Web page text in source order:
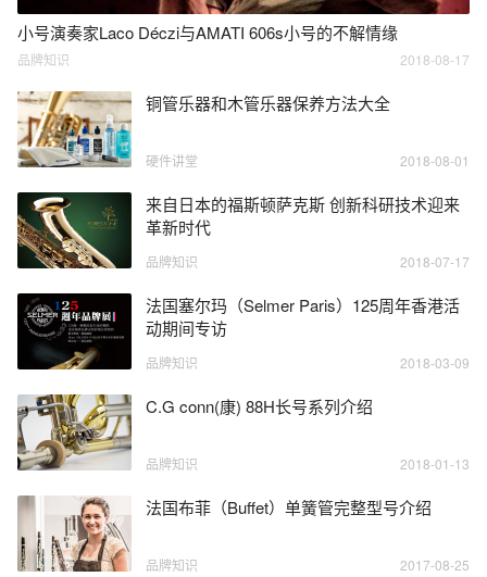
小号演奏家Laco Déczi与AMATI 606s小号的不解情缘
品牌知识 2018-08-17
铜管乐器和木管乐器保养方法大全
硬件讲堂 2018-08-01
来自日本的福斯顿萨克斯 创新科研技术迎来
革新时代
品牌知识 2018-07-17
法国塞尔玛（Selmer Paris）125周年香港活
动期间专访
品牌知识 2018-03-09
C.G conn(康) 88H长号系列介绍
品牌知识 2018-01-13
法国布菲（Buffet）单簧管完整型号介绍
品牌知识 2017-08-25